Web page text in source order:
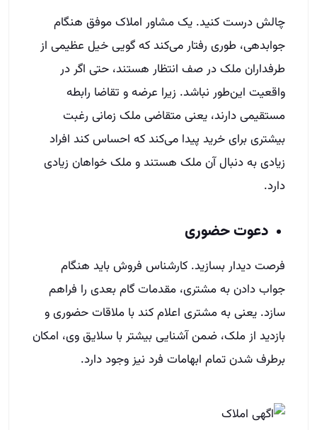
چالش درست کنید. یک مشاور املاک موفق هنگام
جوابدهی، طوری رفتار می‌کند که گویی خیل عظیمی از
طرفداران ملک در صف انتظار هستند، حتی اگر در
واقعیت این‌طور نباشد. زیرا عرضه و تقاضا رابطه
مستقیمی دارند، یعنی متقاضی ملک زمانی رغبت
بیشتری برای خرید پیدا می‌کند که احساس کند افراد
زیادی به دنبال آن ملک هستند و ملک خواهان زیادی
دارد.
دعوت حضوری
فرصت دیدار بسازید. کارشناس فروش باید هنگام
جواب دادن به مشتری، مقدمات گام بعدی را فراهم
سازد. یعنی به مشتری اعلام کند با ملاقات حضوری و
بازدید از ملک، ضمن آشنایی بیشتر با سلایق وی، امکان
برطرف شدن تمام ابهامات فرد نیز وجود دارد.